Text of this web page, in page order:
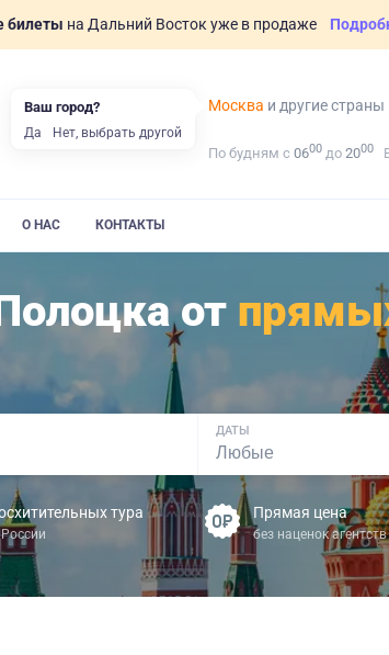
билеты на Дальний Восток уже в продаже
Москва и другие страны
По будням с 0600 до 2000
О НАС КОНТАКТЫ
от
ДАТЫ
тура Прямая цена
без наценок агентств
Ваш город?
Да Нет, выбрать другой